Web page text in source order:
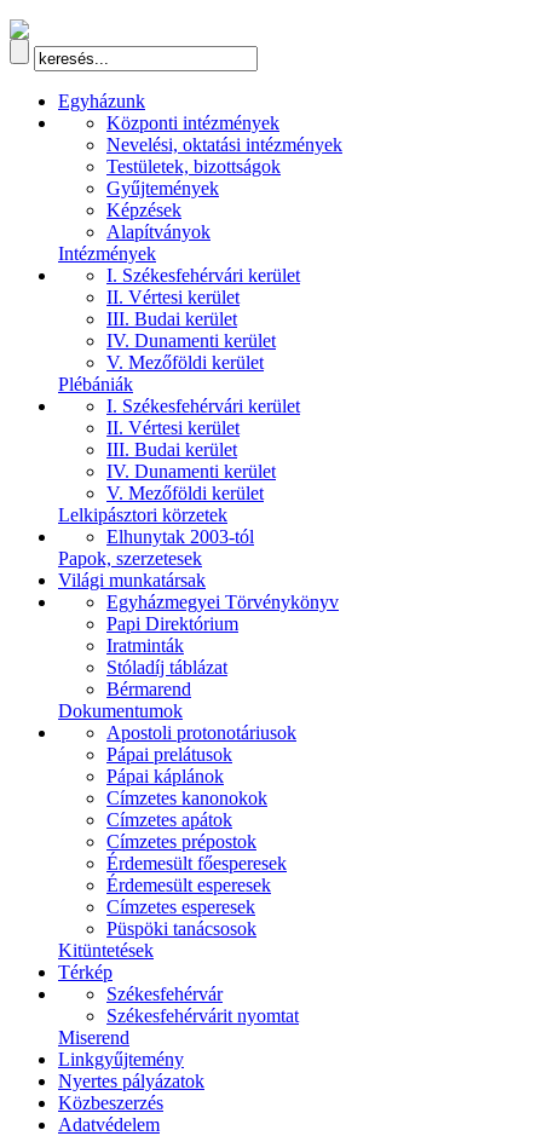
Egyházunk
Központi intézmények
Nevelési, oktatási intézmények
Testületek, bizottságok
Gyűjtemények
Képzések
Alapítványok
Intézmények
I. Székesfehérvári kerület
II. Vértesi kerület
III. Budai kerület
IV. Dunamenti kerület
V. Mezőföldi kerület
Plébániák
I. Székesfehérvári kerület
II. Vértesi kerület
III. Budai kerület
IV. Dunamenti kerület
V. Mezőföldi kerület
Lelkipásztori körzetek
Elhunytak 2003-tól
Papok, szerzetesek
Világi munkatársak
Egyházmegyei Törvénykönyv
Papi Direktórium
Iratminták
Stóladíj táblázat
Bérmarend
Dokumentumok
Apostoli protonotáriusok
Pápai prelátusok
Pápai káplánok
Címzetes kanonokok
Címzetes apátok
Címzetes prépostok
Érdemesült főesperesek
Érdemesült esperesek
Címzetes esperesek
Püspöki tanácsosok
Kitüntetések
Térkép
Székesfehérvár
Székesfehérvárit nyomtat
Miserend
Linkgyűjtemény
Nyertes pályázatok
Közbeszerzés
Adatvédelem